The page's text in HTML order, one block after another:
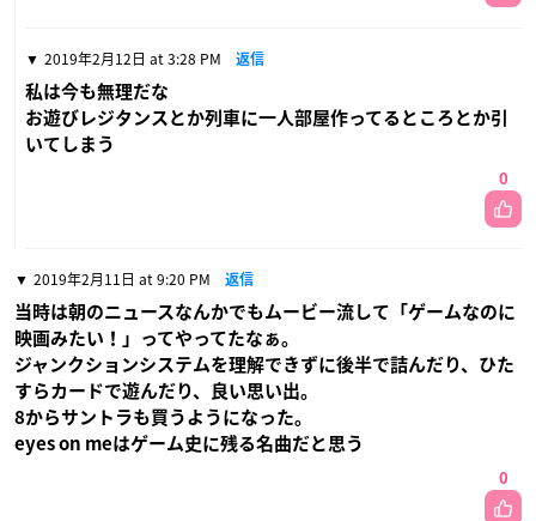
2019年2月12日 at 3:28 PM 返信
私は今も無理だな
お遊びレジタンスとか列車に一人部屋作ってるところとか引
いてしまう
0
2019年2月11日 at 9:20 PM 返信
当時は朝のニュースなんかでもムービー流して「ゲームなのに
映画みたい！」ってやってたなぁ。
ジャンクションシステムを理解できずに後半で詰んだり、ひた
すらカードで遊んだり、良い思い出。
8からサントラも買うようになった。
eyes on meはゲーム史に残る名曲だと思う
0